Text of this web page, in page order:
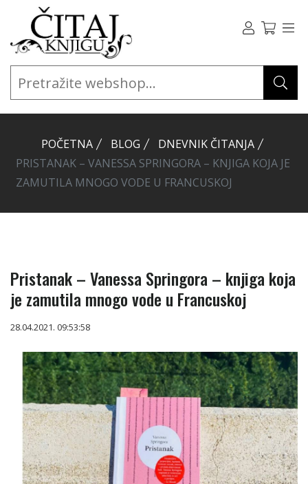
POČETNA BLOG
DNEVNIK ČITANJA
PRISTANAK – VANESSA SPRINGORA – KNJIGA KOJA JE
ZAMUTILA MNOGO VODE U FRANCUSKOJ
Pristanak – Vanessa Springora – knjiga koja
je zamutila mnogo vode u Francuskoj
28.04.2021. 09:53:58